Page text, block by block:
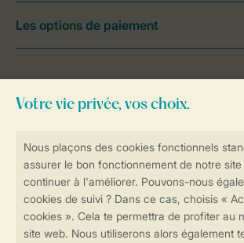
Réservations en ligne rapides et
contactez notreContact Center.
Les options de paiement